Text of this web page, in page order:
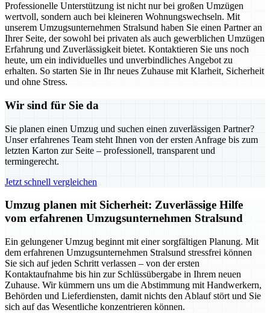
Professionelle Unterstützung ist nicht nur bei großen Umzügen
wertvoll, sondern auch bei kleineren Wohnungswechseln. Mit
unserem Umzugsunternehmen Stralsund haben Sie einen Partner an
Ihrer Seite, der sowohl bei privaten als auch gewerblichen Umzügen
Erfahrung und Zuverlässigkeit bietet. Kontaktieren Sie uns noch
heute, um ein individuelles und unverbindliches Angebot zu
erhalten. So starten Sie in Ihr neues Zuhause mit Klarheit, Sicherheit
und ohne Stress.
Wir sind für Sie da
Sie planen einen Umzug und suchen einen zuverlässigen Partner?
Unser erfahrenes Team steht Ihnen von der ersten Anfrage bis zum
letzten Karton zur Seite – professionell, transparent und
termingerecht.
Jetzt schnell vergleichen
Umzug planen mit Sicherheit: Zuverlässige Hilfe
vom erfahrenen Umzugsunternehmen Stralsund
Ein gelungener Umzug beginnt mit einer sorgfältigen Planung. Mit
dem erfahrenen Umzugsunternehmen Stralsund stressfrei können
Sie sich auf jeden Schritt verlassen – von der ersten
Kontaktaufnahme bis hin zur Schlüssübergabe in Ihrem neuen
Zuhause. Wir kümmern uns um die Abstimmung mit Handwerkern,
Behörden und Lieferdiensten, damit nichts den Ablauf stört und Sie
sich auf das Wesentliche konzentrieren können.